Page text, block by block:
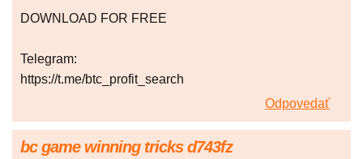
DOWNLOAD FOR FREE
Telegram:
https://t.me/btc_profit_search
Odpovedať
bc game winning tricks d743fz